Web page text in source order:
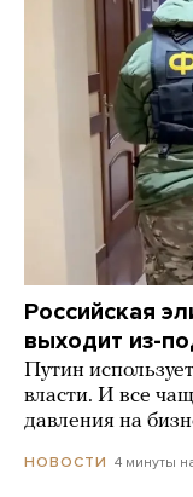
Российская
выходит из-
Путин
власти. И все
давления на
НОВОСТИ 4 минуты